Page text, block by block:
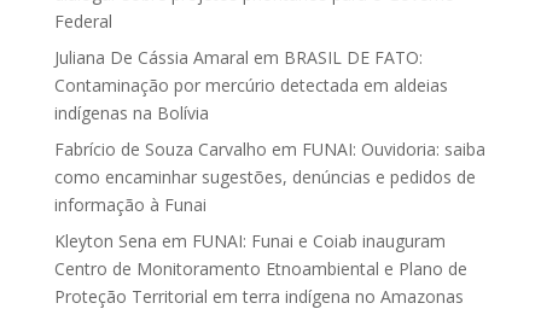
Federal
Juliana De Cássia Amaral em BRASIL DE FATO:
Contaminação por mercúrio detectada em aldeias
indígenas na Bolívia
Fabrício de Souza Carvalho em FUNAI: Ouvidoria: saiba
como encaminhar sugestões, denúncias e pedidos de
informação à Funai
Kleyton Sena em FUNAI: Funai e Coiab inauguram
Centro de Monitoramento Etnoambiental e Plano de
Proteção Territorial em terra indígena no Amazonas